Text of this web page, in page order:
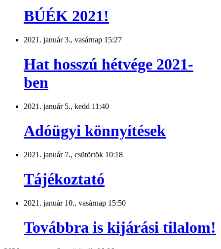
BÚÉK 2021!
2021. január 3., vasárnap 15:27
Hat hosszú hétvége 2021-
ben
2021. január 5., kedd 11:40
Adóügyi könnyítések
2021. január 7., csütörtök 10:18
Tájékoztató
2021. január 10., vasárnap 15:50
Továbbra is kijárási tilalom!